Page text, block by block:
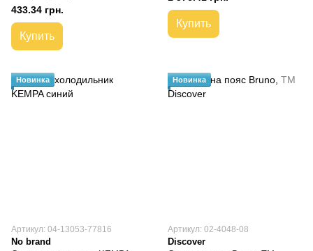
433.34 грн.
Купить
Купить
Новинка
Артикул: 04-13053-77816
No brand
Новинка
Артикул: 02-4048-08
Discover